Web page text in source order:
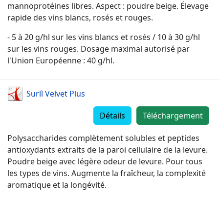
mannoprotéines libres. Aspect : poudre beige. Élevage
rapide des vins blancs, rosés et rouges.
- 5 à 20 g/hl sur les vins blancs et rosés / 10 à 30 g/hl
sur les vins rouges. Dosage maximal autorisé par
l'Union Européenne : 40 g/hl.
Surlì Velvet Plus
Téléchargement
Détails
Polysaccharides complètement solubles et peptides
antioxydants extraits de la paroi cellulaire de la levure.
Poudre beige avec légère odeur de levure. Pour tous
les types de vins. Augmente la fraîcheur, la complexité
aromatique et la longévité.